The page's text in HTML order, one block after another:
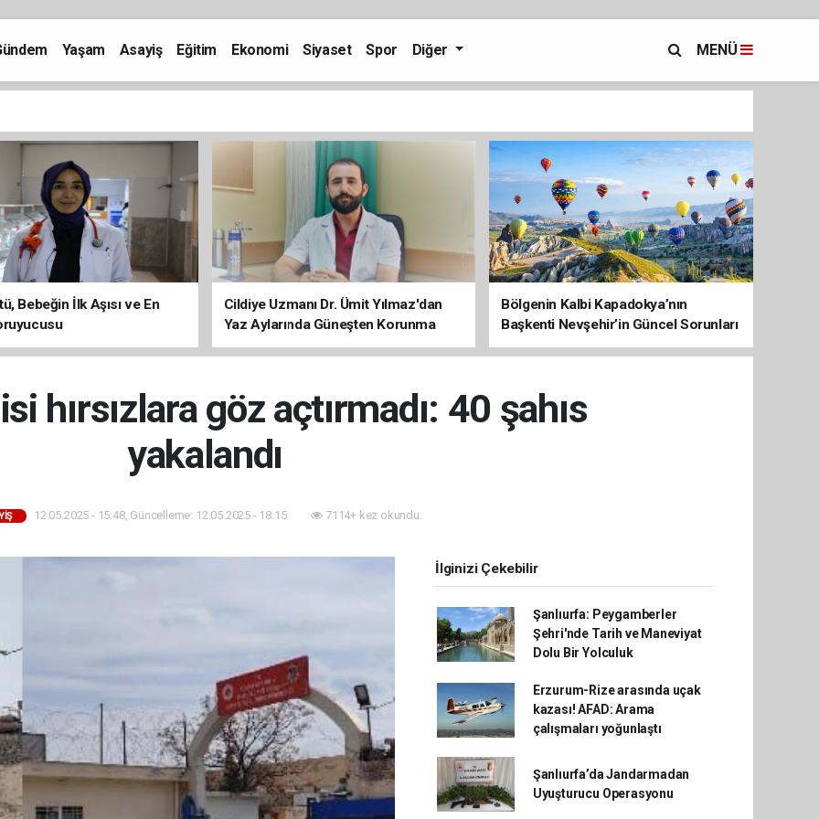
Yaşam Asayiş Eğitim Ekonomi Siyaset Spor Diğer MENÜ
Bebeğin İlk Aşısı ve En
Cildiye Uzmanı Dr. Ümit Yılmaz'dan
Yaz Aylarında Güneşten Korunma
Uyarısı
Bölgenin Kalbi Kapadokya’nın
Başkenti Nevşehir’in Güncel Sorunları
ve Çözüm Haritası
hırsızlara göz açtırmadı: 40 şahıs
yakalandı
12.05.2025 - 15:48, Güncelleme: 12.05.2025 - 18:15 7114+ kez okundu.
İlginizi Çekebilir
Şanlıurfa: Peygamberler
Şehri'nde Tarih ve Maneviyat
Dolu Bir Yolculuk
Erzurum-Rize arasında uçak
kazası! AFAD: Arama
çalışmaları yoğunlaştı
Şanlıurfa’da Jandarmadan
Uyuşturucu Operasyonu